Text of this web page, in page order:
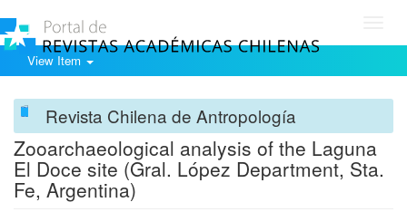
View Item
Revista Chilena de Antropología
Zooarchaeological analysis of the Laguna
El Doce site (Gral. López Department, Sta.
Fe, Argentina)